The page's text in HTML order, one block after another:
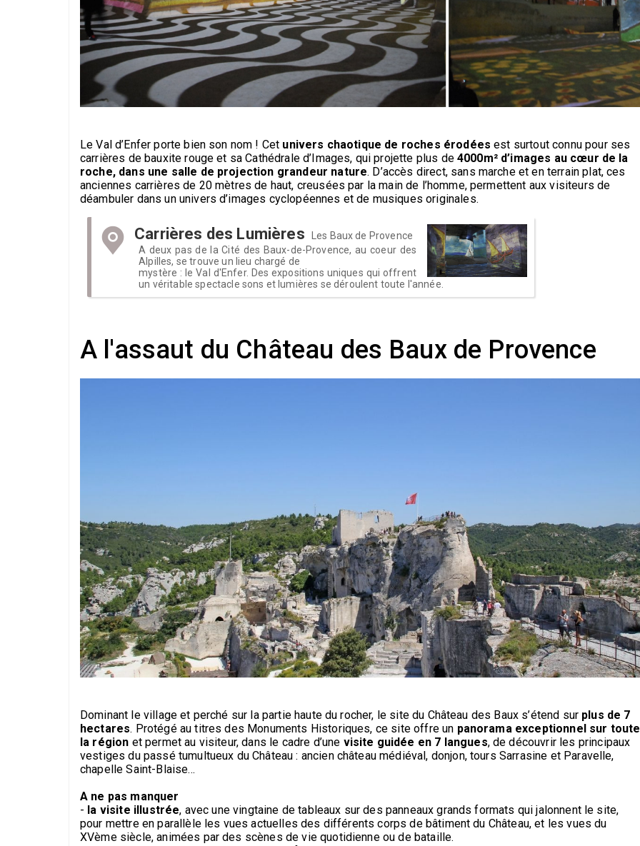
Le Val d’Enfer porte bien son nom ! Cet univers chaotique de roches érodées est surtout connu pour ses
carrières de bauxite rouge et sa Cathédrale d’Images, qui projette plus de4000m² d’images au cœur de la
roche, dans une salle de projection grandeur nature. D’accès direct, sans marche et en terrain plat, ces
anciennes carrières de 20 mètres de haut, creusées par la main de l’homme, permettent aux visiteurs de
déambuler dans un univers d’images cyclopéennes et de musiques originales.
Carrières des Lumières
Les Baux de Provence
A deux pas de la Cité des Baux-de-Provence, au coeur des
Alpilles, se trouve un lieu chargé de
mystère : le Val d'Enfer. Des expositions uniques qui offrent
un véritable spectacle sons et lumières se déroulent toute l'année.
A l'assaut du Château des Baux de Provence
Dominant le village et perché sur la partie haute du rocher, le site du Château des Baux s’étend sur plus de 7
hectares. Protégé au titres des Monuments Historiques, ce site offre un panorama exceptionnel sur toute
la région et permet au visiteur, dans le cadre d’une visite guidée en 7 langues, de découvrir les principaux
vestiges du passé tumultueux du Château : ancien château médiéval, donjon, tours Sarrasine et Paravelle,
chapelle Saint-Blaise…
A ne pas manquer
- la visite illustrée, avec une vingtaine de tableaux sur des panneaux grands formats qui jalonnent le site,
pour mettre en parallèle les vues actuelles des différents corps de bâtiment du Château, et les vues du
XVème siècle, animées par des scènes de vie quotidienne ou de bataille.